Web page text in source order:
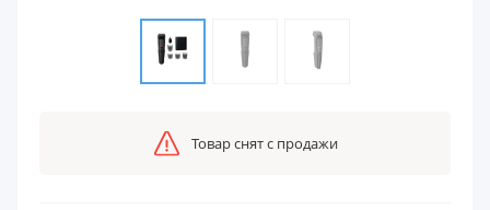
Товар снят с продажи